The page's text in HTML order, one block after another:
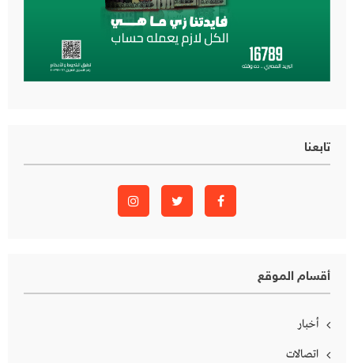
تابعنا
أقسام الموقع
أخبار
اتصالات